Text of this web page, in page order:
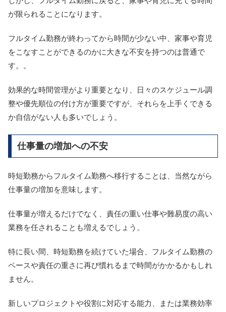
が限られることになります。
フルタイム勤務が終わってから時間が少ない中、家事や育児
をこなすことができるのかに大きな不安を持つのは普通で
す。。
効果的な時間管理がより重要となり、日々のスケジュール調
整や優先順位の付け方が重要ですが、それらを上手くできる
か自信がない人も多いでしょう。
仕事量の増加への不安
時短勤務からフルタイム勤務へ移行することは、当然ながら
仕事量の増加を意味します。
仕事量が増えるだけでなく、責任の重い仕事や難易度の高い
業務を任されることも増えるでしょう。
特に長い間、時短勤務を続けていた場合、フルタイム勤務の
ペースや責任の重さに再び慣れるまで時間がかかるかもしれ
ません。
新しいプロジェクトや役割に対応する能力、または業務効率